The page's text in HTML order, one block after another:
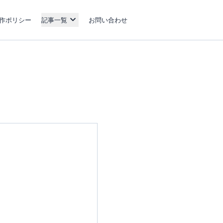
ポリシー 記事一覧 お問い合わせ